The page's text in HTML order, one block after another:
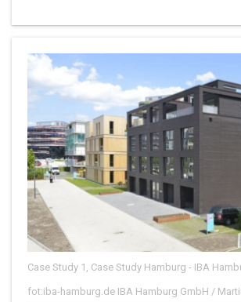
Case Study 1, Case Study Hamburg - IBA
fot:iba-hamburg.de IBA Hamburg GmbH /